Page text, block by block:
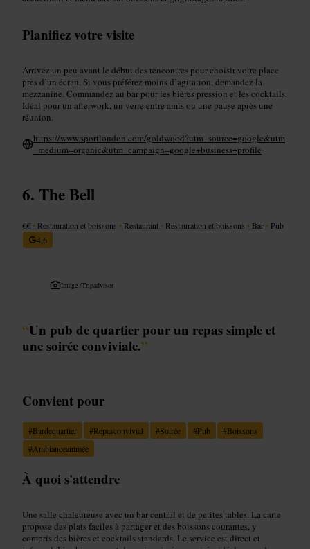
Planifiez votre visite
Arrivez un peu avant le début des rencontres pour choisir votre place
près d’un écran. Si vous préférez moins d’agitation, demandez la
mezzanine. Commandez au bar pour les bières pression et les cocktails.
Idéal pour un afterwork, un verre entre amis ou une pause après une
réunion.
https://www.sportlondon.com/goldwood?utm_source=google&utm
_medium=organic&utm_campaign=google+business+profile
The Bell
€€ • Restauration et boissons • Restaurant • Restauration et boissons • Bar • Pub
4,6
Image /Tripadvisor
“Un pub de quartier pour un repas simple et
une soirée conviviale.”
Convient pour
#Bardequartier #Repasconvivial #Soirée #Pub #Boissons
#Ambianceanimée
À quoi s'attendre
Une salle chaleureuse avec un bar central et de petites tables. La carte
propose des plats faciles à partager et des boissons courantes, y
compris des bières et cocktails standards. Le service est direct et